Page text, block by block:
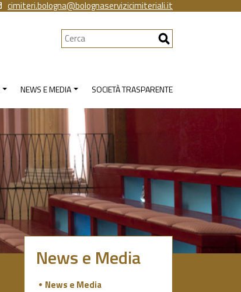
cimiteri.bologna@bolognaservizicimiteriali.it
Cerca
NEWS E MEDIA SOCIETÀ TRASPARENTE
News e Media
News e Media